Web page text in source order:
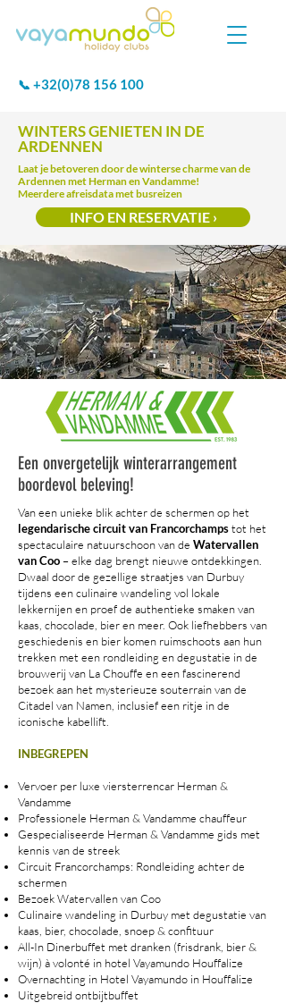
📞 +32(0)78 156 100
WINTERS GENIETEN IN DE
ARDENNEN
Laat je betoveren door de winterse charme van de
Ardennen met Herman en Vandamme!
Meerdere afreisdata met busreizen
INFO EN RESERVATIE ›
Een onvergetelijk winterarrangement
boordevol beleving!
Van een unieke blik achter de schermen op het
legendarische circuit van Francorchampstot het
spectaculaire natuurschoon van de Watervallen
van Coo – elke dag brengt nieuwe ontdekkingen.
Dwaal door de gezellige straatjes van Durbuy
tijdens een culinaire wandeling vol lokale
lekkernijen en proef de authentieke smaken van
kaas, chocolade, bier en meer. Ook liefhebbers van
geschiedenis en bier komen ruimschoots aan hun
trekken met een rondleiding en degustatie in de
brouwerij van La Chouffe en een fascinerend
bezoek aan het mysterieuze souterrain van de
Citadel van Namen, inclusief een ritje in de
iconische kabellift.
INBEGREPEN
Vervoer per luxe viersterrencar Herman &
Vandamme
Professionele Herman & Vandamme chauffeur
Gespecialiseerde Herman & Vandamme gids met
kennis van de streek
Circuit Francorchamps: Rondleiding achter de
schermen
Bezoek Watervallen van Coo
Culinaire wandeling in Durbuy met degustatie van
kaas, bier, chocolade, snoep & confituur
All-In Dinerbuffet met dranken (frisdrank, bier &
wijn) à volonté in hotel Vayamundo Houffalize
Overnachting in Hotel Vayamundo in Houffalize
Uitgebreid ontbijtbuffet